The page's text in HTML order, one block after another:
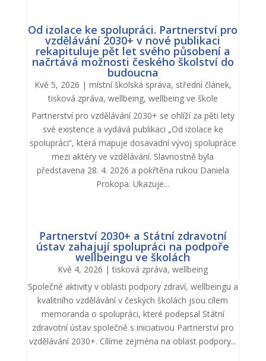
Od izolace ke spolupráci. Partnerství pro
vzdělávání 2030+ v nové publikaci
rekapituluje pět let svého působení a
načrtává možnosti českého školství do
budoucna
Kvě 5, 2026 | místní školská správa, střední článek,
tisková zpráva, wellbeing, wellbeing ve škole
Partnerství pro vzdělávání 2030+ se ohlíží za pěti lety
své existence a vydává publikaci „Od izolace ke
spolupráci“, která mapuje dosavadní vývoj spolupráce
mezi aktéry ve vzdělávání. Slavnostně byla
představena 28. 4. 2026 a pokřtěna rukou Daniela
Prokopa. Ukazuje...
Partnerství 2030+ a Státní zdravotní
ústav zahajují spolupráci na podpoře
wellbeingu ve školách
Kvě 4, 2026 |tisková zpráva,wellbeing
Společné aktivity v oblasti podpory zdraví, wellbeingu a
kvalitního vzdělávání v českých školách jsou cílem
memoranda o spolupráci, které podepsal Státní
zdravotní ústav společně s iniciativou Partnerství pro
vzdělávání 2030+. Cílíme zejména na oblast podpory...